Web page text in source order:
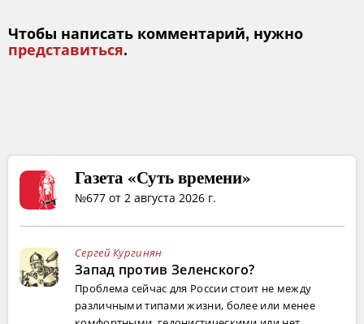
Чтобы написать комментарий, нужно
представиться.
Газета «Суть времени»
№677 от 2 августа 2026 г.
Сергей Кургинян
Запад против Зеленского?
Проблема сейчас для России стоит не между
различными типами жизни, более или менее